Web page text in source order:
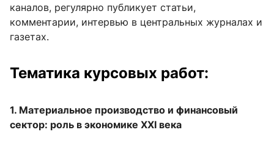
каналов, регулярно публикует статьи,
комментарии, интервью в центральных журналах и
газетах.
Тематика курсовых работ:
1. Материальное производство и финансовый
сектор: роль в экономике XXI века